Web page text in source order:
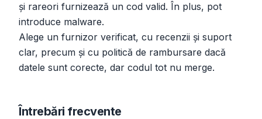
și rareori furnizează un cod valid. În plus, pot
introduce malware.
Alege un furnizor verificat, cu recenzii și suport
clar, precum și cu politică de rambursare dacă
datele sunt corecte, dar codul tot nu merge.
Întrebări frecvente